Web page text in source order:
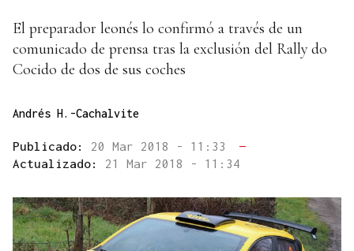
El preparador leonés lo confirmó a través de un
comunicado de prensa tras la exclusión del Rally do
Cocido de dos de sus coches
Andrés H.-Cachalvite
Publicado: 20 Mar 2018 - 11:33
—
Actualizado: 21 Mar 2018 - 11:34